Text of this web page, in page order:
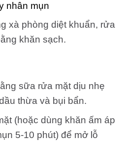
nhân mụn
xà phòng diệt khuẩn, rửa
khăn sạch.
sữa rửa mặt dịu nhẹ
thừa và bụi bẩn.
(hoặc dùng khăn ấm áp
5-10 phút) để mở lỗ